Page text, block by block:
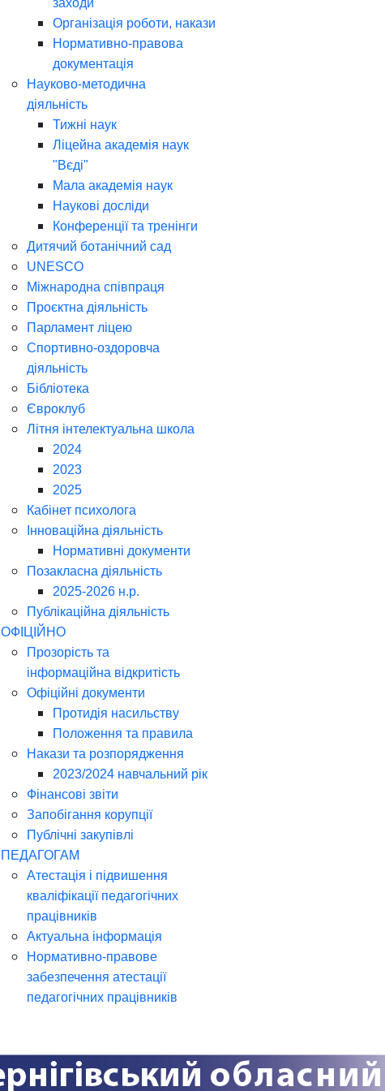
заходи
Організація роботи, накази
Нормативно-правова
документація
Науково-методична
діяльність
Тижні наук
Ліцейна академія наук
"Вєді"
Мала академія наук
Наукові досліди
Конференції та тренінги
Дитячий ботанічний сад
UNESCO
Міжнародна співпраця
Проєктна діяльність
Парламент ліцею
Спортивно-оздоровча
діяльність
Бібліотека
Євроклуб
Літня інтелектуальна школа
2024
2023
2025
Кабінет психолога
Інноваційна діяльність
Нормативні документи
Позакласна діяльність
2025-2026 н.р.
Публікаційна діяльність
ОФІЦІЙНО
Прозорість та
інформаційна відкритість
Офіційні документи
Протидія насильству
Положення та правила
Накази та розпорядження
2023/2024 навчальний рік
Фінансові звіти
Запобігання корупції
Публічні закупівлі
ПЕДАГОГАМ
Атестація і підвишення
кваліфікації педагогічних
працівників
Актуальна інформація
Нормативно-правове
забезпечення атестації
педагогічних працівників